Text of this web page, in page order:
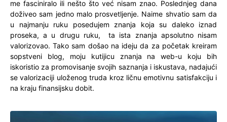
me fasciniralo ili nešto što već nisam znao. Poslednjeg dana
doživeo sam jedno malo prosvetljenje. Naime shvatio sam da
u najmanju ruku posedujem znanja koja su daleko iznad
proseka, a u drugu ruku, ta ista znanja apsolutno nisam
valorizovao. Tako sam došao na ideju da za početak kreiram
sopstveni blog, moju kutijicu znanja na web-u koju bih
iskoristio za promovisanje svojih saznanja i iskustava, nadajući
se valorizaciji uloženog truda kroz ličnu emotivnu satisfakciju i
na kraju finansijsku dobit.